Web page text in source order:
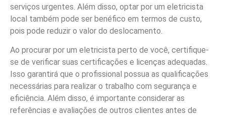
serviços urgentes. Além disso, optar por um eletricista
local também pode ser benéfico em termos de custo,
pois pode reduzir o valor do deslocamento.
Ao procurar por um eletricista perto de você, certifique-
se de verificar suas certificações e licenças adequadas.
Isso garantirá que o profissional possua as qualificações
necessárias para realizar o trabalho com segurança e
eficiência. Além disso, é importante considerar as
referências e avaliações de outros clientes antes de